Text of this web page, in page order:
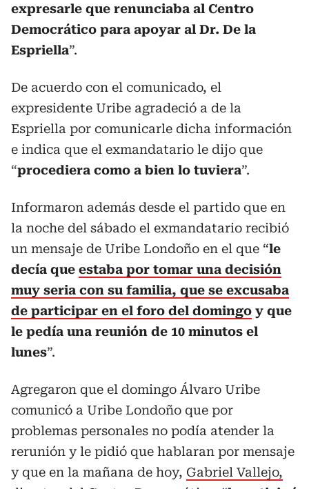
expresarle que renunciaba al Centro
Democrático para apoyar al Dr. De la
Espriella”.
De acuerdo con el comunicado, el
expresidente Uribe agradeció a de la
Espriella por comunicarle dicha información
e indica que el exmandatario le dijo que
“procediera como a bien lo tuviera”.
Informaron además desde el partido que en
la noche del sábado el exmandatario recibió
un mensaje de Uribe Londoño en el que “le
decía que estaba por tomar una decisión
muy seria con su familia, que se excusaba
de participar en el foro del domingo y que
le pedía una reunión de 10 minutos el
lunes”.
Agregaron que el domingo Álvaro Uribe
comunicó a Uribe Londoño que por
problemas personales no podía atender la
rerunión y le pidió que hablaran por mensaje
y que en la mañana de hoy, Gabriel Vallejo,